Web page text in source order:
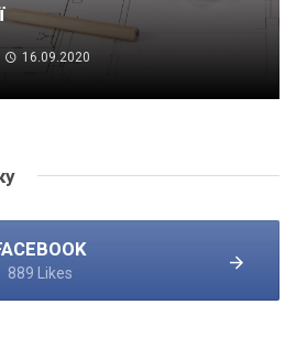
16.09.2020
889 Likes